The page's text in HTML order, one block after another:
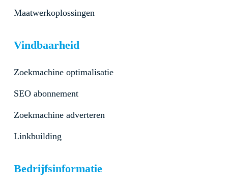
Maatwerkoplossingen
Vindbaarheid
Zoekmachine optimalisatie
SEO abonnement
Zoekmachine adverteren
Linkbuilding
Bedrijfsinformatie